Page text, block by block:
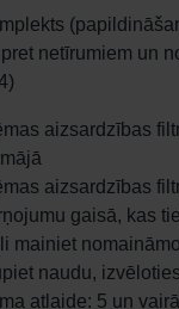
netīrumiem un
aizsardzības
aizsardzības
gaisā, kas
mainiet
naudu,
atlaide: 5 un